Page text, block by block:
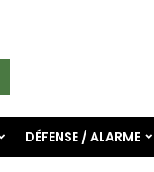
DÉFENSE / ALARME